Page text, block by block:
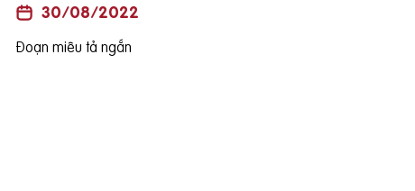
30/08/2022
Đoạn miêu tả ngắn